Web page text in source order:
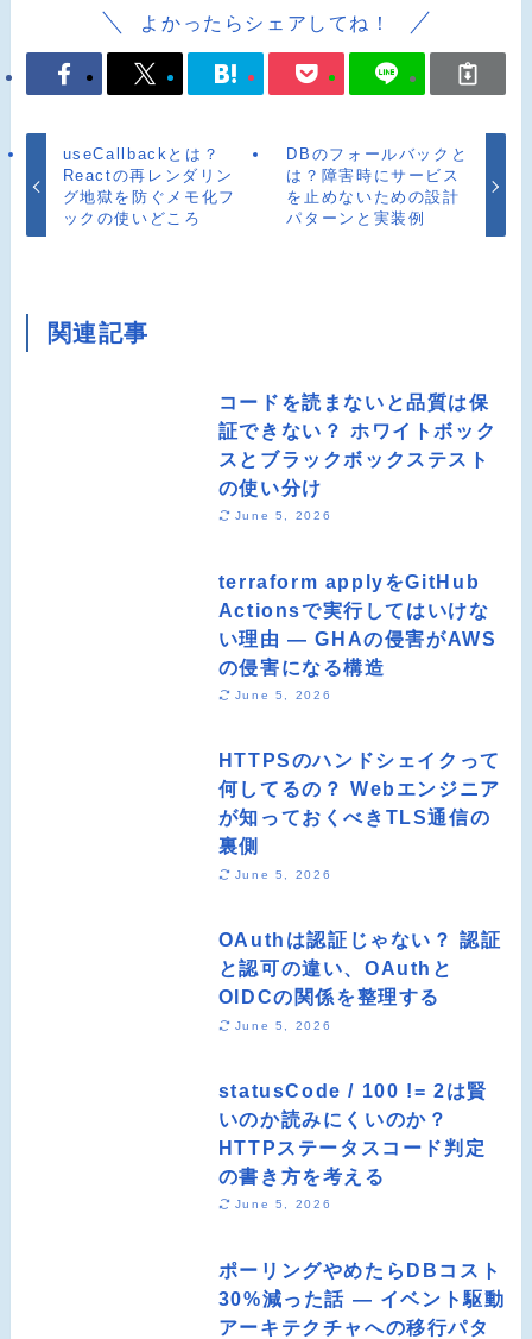
よかったらシェアしてね！
useCallbackとは？
Reactの再レンダリン
グ地獄を防ぐメモ化フ
ックの使いどころ
DBのフォールバックと
は？障害時にサービス
を止めないための設計
パターンと実装例
関連記事
コードを読まないと品質は保
証できない？ ホワイトボック
スとブラックボックステスト
の使い分け
June 5, 2026
terraform applyをGitHub
Actionsで実行してはいけな
い理由 ― GHAの侵害がAWS
の侵害になる構造
June 5, 2026
HTTPSのハンドシェイクって
何してるの？ Webエンジニア
が知っておくべきTLS通信の
裏側
June 5, 2026
OAuthは認証じゃない？ 認証
と認可の違い、OAuthと
OIDCの関係を整理する
June 5, 2026
statusCode / 100 != 2は賢
いのか読みにくいのか？
HTTPステータスコード判定
の書き方を考える
June 5, 2026
ポーリングやめたらDBコスト
30%減った話 ― イベント駆動
アーキテクチャへの移行パタ